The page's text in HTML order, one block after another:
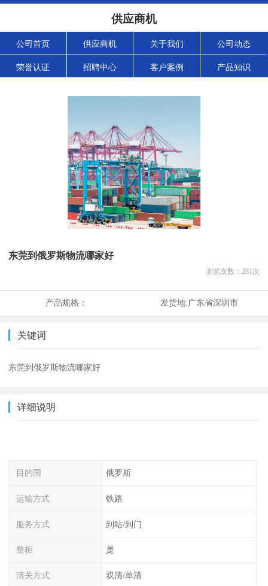
供应商机
公司首页 供应商机 关于我们 公司动态
荣誉认证 招聘中心 客户案例 产品知识
东莞到俄罗斯物流哪家好
浏览次数： 281次
产品规格： 发货地:广东省深圳市
关键词
东莞到俄罗斯物流哪家好
详细说明
目的国 俄罗斯
运输方式 铁路
服务方式 到站/到门
整柜 是
清关方式 双清/单清